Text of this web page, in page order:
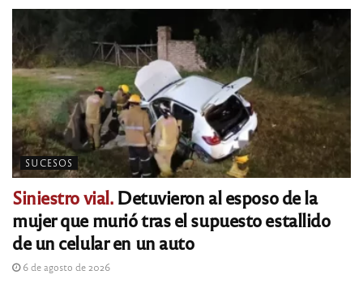
SUCESOS
Siniestro vial.Detuvieron al esposo de la
mujer que murió tras el supuesto estallido
de un celular en un auto
6 de agosto de 2026